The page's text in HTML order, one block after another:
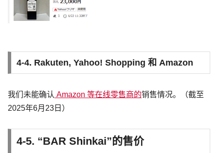
4-4. Rakuten, Yahoo! Shopping 和 Amazon
我们未能确认 Amazon 等在线零售商的销售情况。（截至
2025年6月23日）
4-5. “BAR Shinkai”的售价